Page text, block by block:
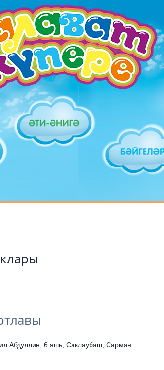
Абдуллин, 6 яшь, Саклаубаш, Сарман.